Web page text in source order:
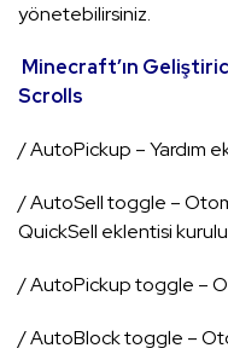
yönetebilirsiniz.
Minecraft’ın
Scrolls
/ AutoPickup – Yardım
/ AutoSell toggle –
QuickSell eklentisi kurulu
/ AutoPickup toggle –
/ AutoBlock toggle –